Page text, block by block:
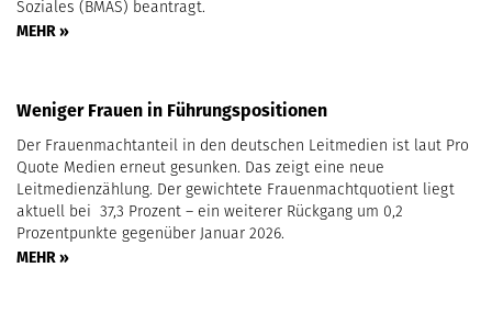
Soziales (BMAS) beantragt.
MEHR »
Weniger Frauen in Führungspositionen
Der Frauenmachtanteil in den deutschen Leitmedien ist laut Pro
Quote Medien erneut gesunken. Das zeigt eine neue
Leitmedienzählung. Der gewichtete Frauenmachtquotient liegt
aktuell bei 37,3 Prozent – ein weiterer Rückgang um 0,2
Prozentpunkte gegenüber Januar 2026.
MEHR »